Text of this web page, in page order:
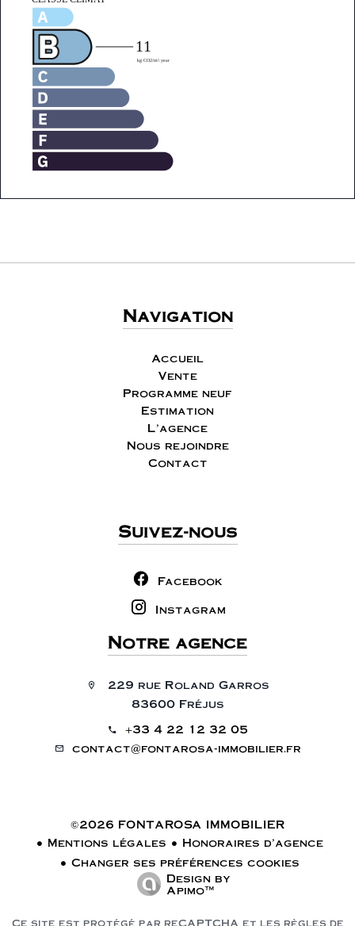
Navigation
Accueil
Vente
Programme neuf
Estimation
L'agence
Nous rejoindre
Contact
Suivez-nous
Facebook
Instagram
Notre agence
229 rue Roland Garros
83600 Fréjus
+33 4 22 12 32 05
contact@fontarosa-immobilier.fr
©2026 FONTAROSA IMMOBILIER
Mentions légales
Honoraires d'agence
Changer ses préférences cookies
Design by
Apimo™
Ce site est protégé par reCAPTCHA et les règles de